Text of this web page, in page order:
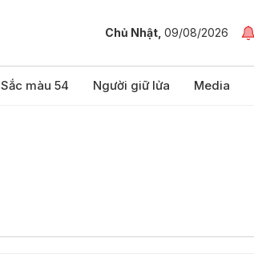
Chủ Nhật, 09/08/2026
Sắc màu 54 Người giữ lửa Media